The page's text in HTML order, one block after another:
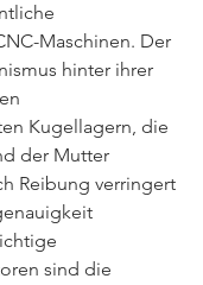
Maschinen. Der
hinter ihrer
Kugellagern, die
der Mutter
Reibung verringert
sind die